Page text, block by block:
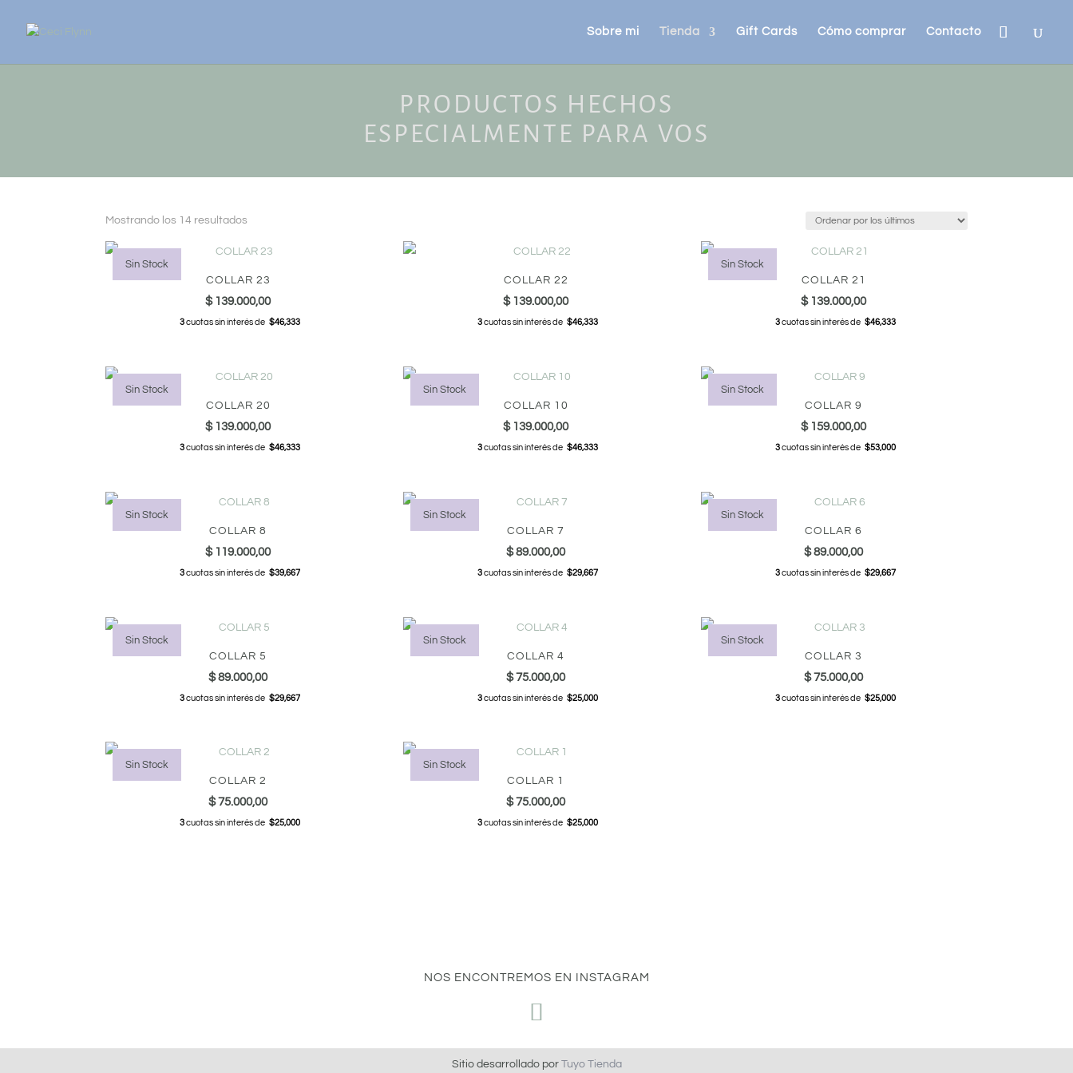
Sobre mi Tienda Gift Cards Cómo comprar Contacto
PRODUCTOS HECHOS
ESPECIALMENTE PARA VOS
Mostrando los 14 resultados
los
últimos
Sin Stock
COLLAR 23
$139.000,00
3cuotas sin interés de $46,333
COLLAR 22
$139.000,00
3cuotas sin interés de $46,333
Sin Stock
COLLAR 21
$139.000,00
3cuotas sin interés de $46,333
Sin Stock
COLLAR 20
$139.000,00
3cuotas sin interés de $46,333
Sin Stock
COLLAR 10
$139.000,00
3cuotas sin interés de $46,333
Sin Stock
COLLAR 9
$159.000,00
3cuotas sin interés de $53,000
Sin Stock
COLLAR 8
$119.000,00
3cuotas sin interés de $39,667
Sin Stock
COLLAR 7
$89.000,00
3cuotas sin interés de $29,667
Sin Stock
COLLAR 6
$89.000,00
3cuotas sin interés de $29,667
Sin Stock
COLLAR 5
$89.000,00
3cuotas sin interés de $29,667
Sin Stock
COLLAR 4
$75.000,00
3cuotas sin interés de $25,000
Sin Stock
COLLAR 3
$75.000,00
3cuotas sin interés de $25,000
Sin Stock
COLLAR 2
$75.000,00
3cuotas sin interés de $25,000
Sin Stock
COLLAR 1
$75.000,00
3cuotas sin interés de $25,000
NOS ENCONTREMOS EN INSTAGRAM
Sitio desarrollado por Tuyo Tienda